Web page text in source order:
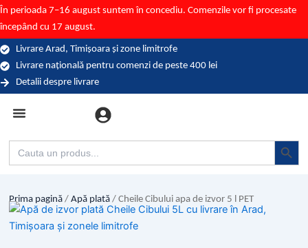
Skip
to
content
În perioada 7–16 august suntem în concediu. Comenzile vor fi procesate
începând cu 17 august.
Livrare Arad, Timișoara și zone limitrofe
Livrare națională pentru comenzi de peste 400 lei
Detalii despre livrare
Search
for:
Search Button
Prima pagină /Apă plată / Cheile Cibului apa de izvor 5 l PET